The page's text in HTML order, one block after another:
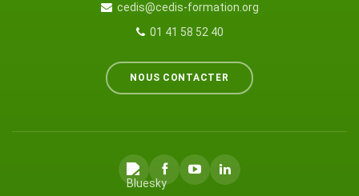
cedis@cedis-formation.org
01 41 58 52 40
NOUS CONTACTER